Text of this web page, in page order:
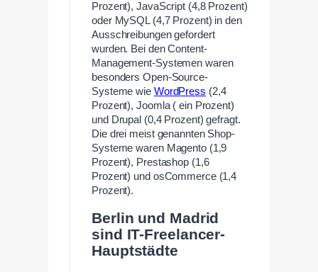
Prozent), JavaScript (4,8 Prozent)
oder MySQL (4,7 Prozent) in den
Ausschreibungen gefordert
wurden. Bei den Content-
Management-Systemen waren
besonders Open-Source-
Systeme wie WordPress (2,4
Prozent), Joomla ( ein Prozent)
und Drupal (0,4 Prozent) gefragt.
Die drei meist genannten Shop-
Systeme waren Magento (1,9
Prozent), Prestashop (1,6
Prozent) und osCommerce (1,4
Prozent).
Berlin und Madrid
sind IT-Freelancer-
Hauptstädte